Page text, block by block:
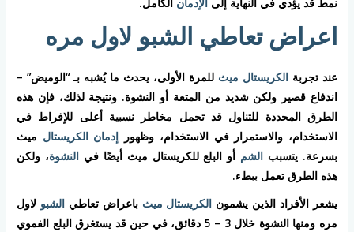
اعراض تعاطي الشبو لاول مره
عند تجربةالكريستال ميث للمرة الأولى، يحدث ما يُشبه بـ “الوميض” –
اندفاع قصير ولكن شديد من المتعة أو النشوة. ونتيجة لذلك، فإن هذه
الطرق المحددة للتناول قد تحمل مخاطر نسبية أعلى للإفراط في
الاستخدام، والاستمرار في الاستخدام، وظهور إدمان الكريستال ميث
بسرعة. يتسبب الشم أو البلع للكريستال ميث أيضًا فيالنشوة، ولكن
هذه الطرق تعمل ببطء.
يشعر الأفراد الذين يشمون الكريستال ميث باعراض تعاطيالشبو لاول
مره ومنها النشوة خلال 3 – 5 دقائق، في حين قد يستغرق البلع الفموي